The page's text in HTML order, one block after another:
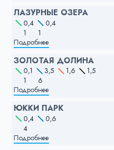
ЛАЗУРНЫЕ ОЗЕРА
0,4
0,4
1
1
Подробнее
ЗОЛОТАЯ ДОЛИНА
0,1 3,5 1,6
1,5
1
6
Подробнее
ЮККИ ПАРК
0,4
0,6
4
Подробнее